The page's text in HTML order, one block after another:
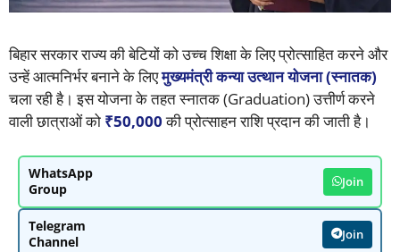
बिहार सरकार राज्य की बेटियों को उच्च शिक्षा के लिए प्रोत्साहित करने और
उन्हें आत्मनिर्भर बनाने के लिएमुख्यमंत्री कन्या उत्थान योजना (स्नातक)
चला रही है। इस योजना के तहत स्नातक (Graduation) उत्तीर्ण करने
वाली छात्राओं को ₹50,000की प्रोत्साहन राशि प्रदान की जाती है।
WhatsApp
Group
Join
Telegram
Channel
Join